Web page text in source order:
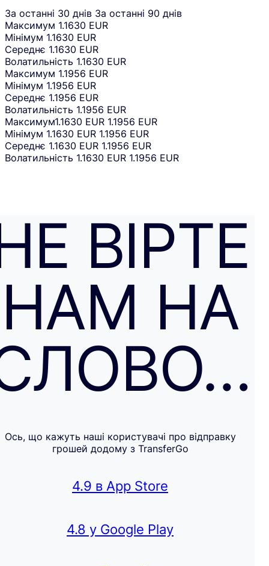
За останні 30 днів За останні 90 днів
Максимум 1.1630 EUR
Мінімум 1.1630 EUR
Середнє 1.1630 EUR
Волатильність 1.1630 EUR
Максимум 1.1956 EUR
Мінімум 1.1956 EUR
Середнє 1.1956 EUR
Волатильність 1.1956 EUR
Максимум1.1630 EUR 1.1956 EUR
Мінімум 1.1630 EUR 1.1956 EUR
Середнє 1.1630 EUR 1.1956 EUR
Волатильність 1.1630 EUR 1.1956 EUR
ВІРТЕ
НАМ НА
Ось, що кажуть наші користувачі про відправку
грошей додому з TransferGo
4.9 в App Store
4.8 у Google Play